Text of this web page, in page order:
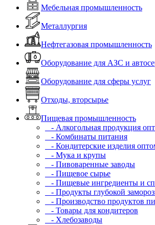
Мебельная промышленность
Металлургия
Нефтегазовая промышленность
Оборудование для АЗС и
Оборудование для сферы услуг
Отходы, вторсырье
Пищевая промышленность
- Алкогольная продукция
- Комбинаты питания
- Кондитерские изделия
- Мука и крупы
- Пивоваренные заводы
- Пищевое сырье
- Пищевые ингредиенты и
- Продукты глубокой
- Производство продуктов
- Товары для кондитеров
- Хлебозаводы